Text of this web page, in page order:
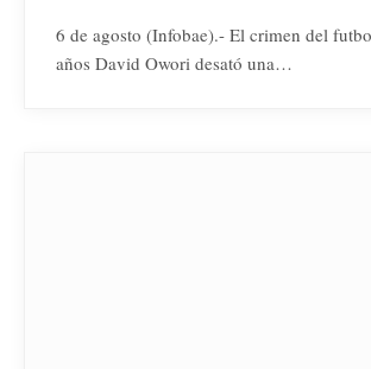
6 de agosto (Infobae).- El crimen del
años David Owori desató una…